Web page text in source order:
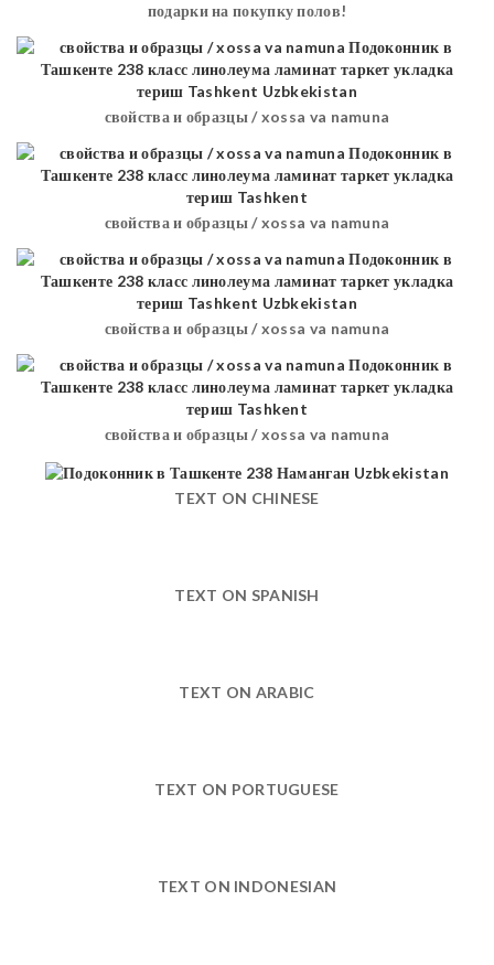
подарки на покупку полов!
свойства и образцы / xossa va namuna
свойства и образцы / xossa va namuna
свойства и образцы / xossa va namuna
свойства и образцы / xossa va namuna
TEXT ON CHINESE
TEXT ON SPANISH
TEXT ON ARABIC
TEXT ON PORTUGUESE
TEXT ON INDONESIAN